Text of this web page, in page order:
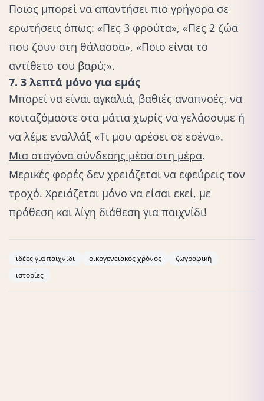
Ποιος μπορεί να απαντήσει πιο γρήγορα σε
ερωτήσεις όπως: «Πες 3 φρούτα», «Πες 2 ζώα
που ζουν στη θάλασσα», «Ποιο είναι το
αντίθετο του βαρύ;».
7. 3 λεπτά μόνο για εμάς
Μπορεί να είναι αγκαλιά, βαθιές αναπνοές, να
κοιταζόμαστε στα μάτια χωρίς να γελάσουμε ή
να λέμε εναλλάξ «Τι μου αρέσει σε εσένα».
Μια σταγόνα σύνδεσης μέσα στη μέρα.
Μερικές φορές δεν χρειάζεται να εφεύρεις τον
τροχό. Χρειάζεται μόνο να είσαι εκεί, με
πρόθεση και λίγη διάθεση για παιχνίδι!
ιδέες για παιχνίδι οικογενειακός χρόνος
ζωγραφική
ιστορίες